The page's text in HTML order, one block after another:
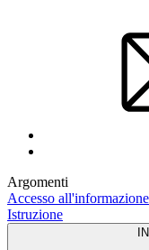
Argomenti
Accesso all'informazione
Istruzione